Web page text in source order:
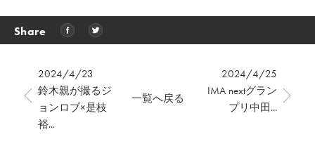
Share
2024/4/23
鈴木親が撮るジ
ョンロブ×是枝
裕...
2024/4/25
IMA nextグラン
プリ中田...
一覧へ戻る